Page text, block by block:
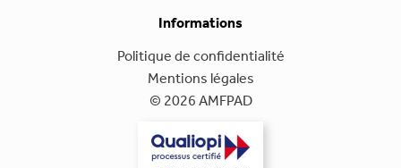
Informations
Politique de confidentialité
Mentions légales
© 2026 AMFPAD